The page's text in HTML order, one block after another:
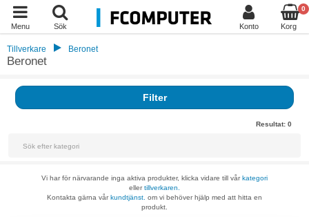
Menu Sök Konto
0
Korg
Tillverkare Beronet
Beronet
Filter
Resultat: 0
Vi har för närvarande inga aktiva produkter, klicka vidare till vårkategori
ellertillverkaren.
Kontakta gärna vårkundtjänst. om vi behöver hjälp med att hitta en
produkt.